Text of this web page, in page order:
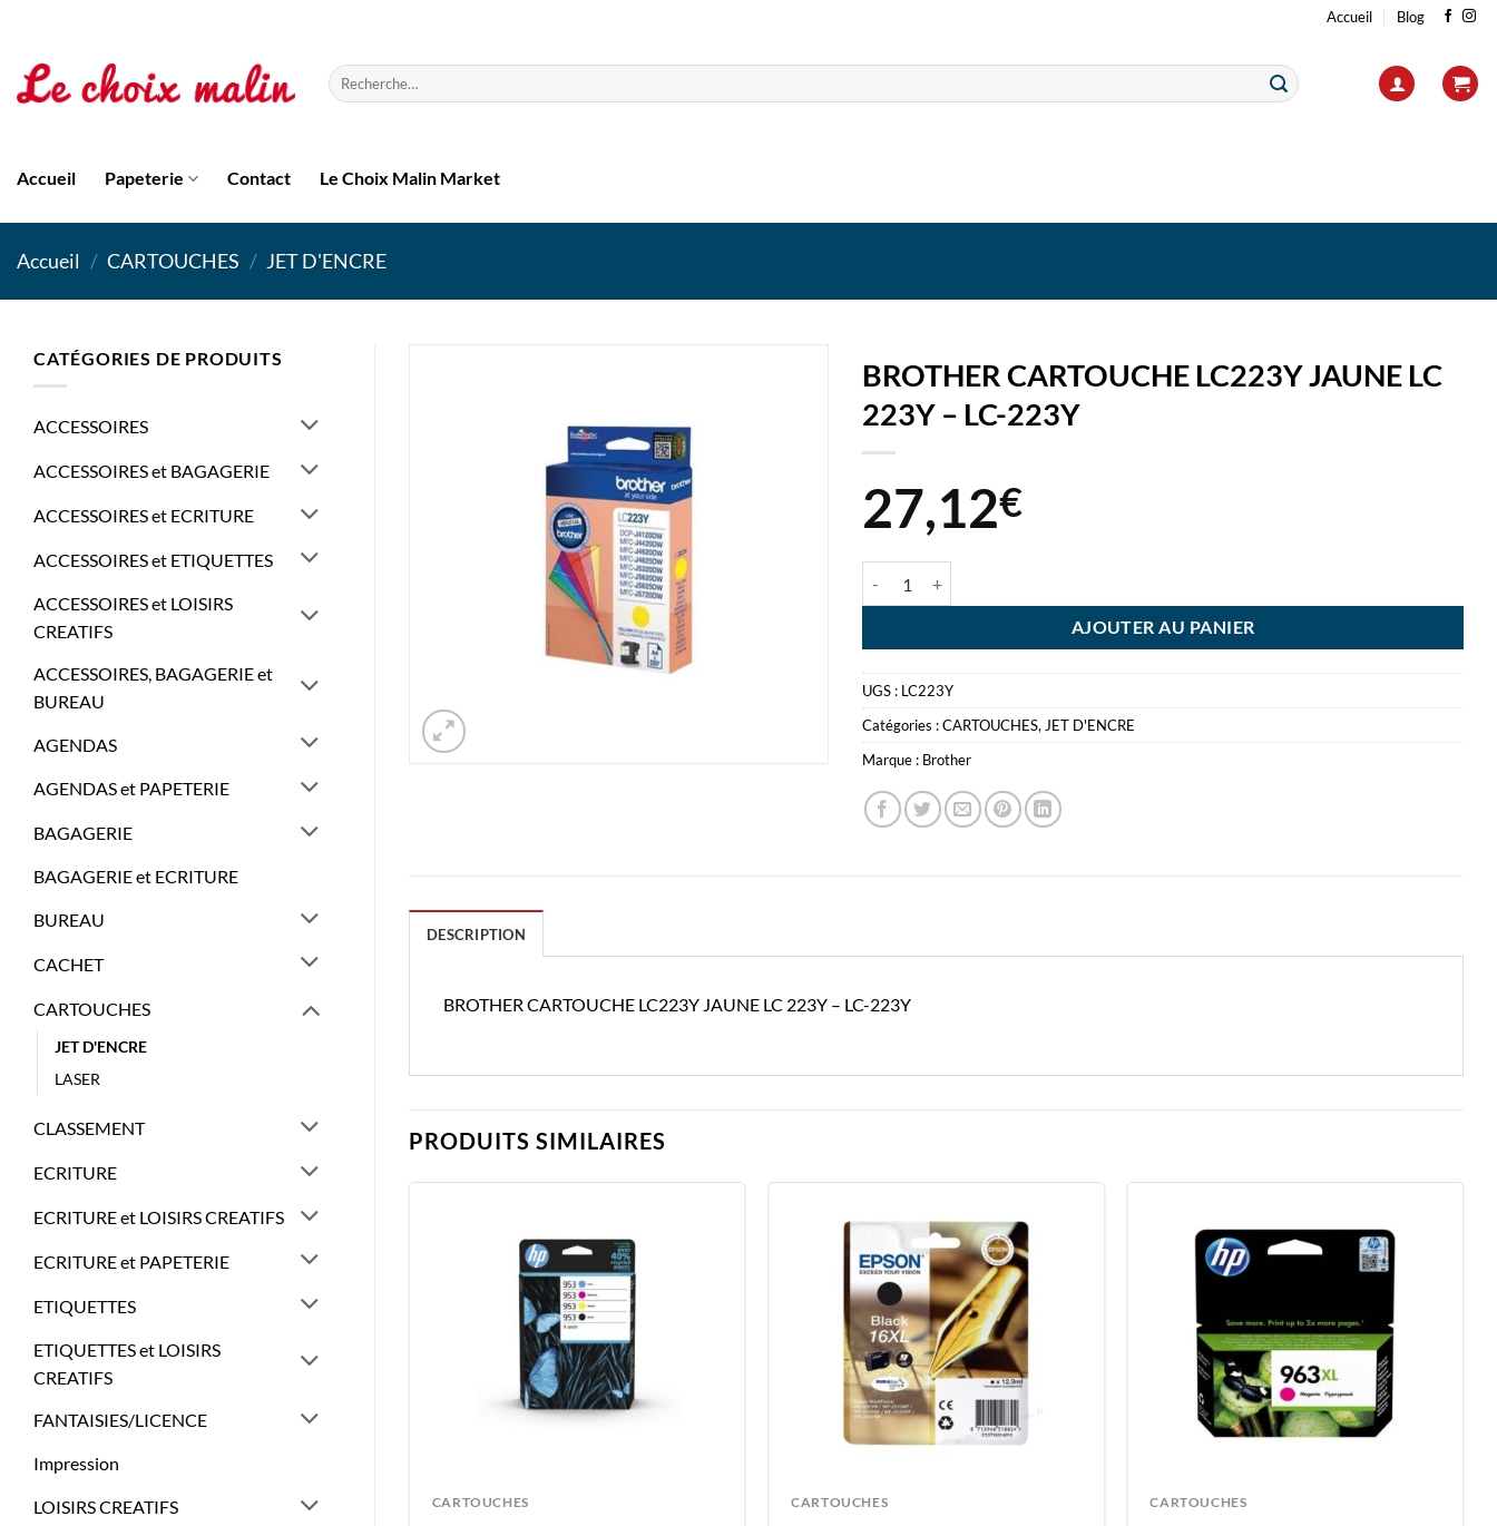
contenu
Accueil Blog
Recherche
pour :
Accueil Papeterie Contact Le Choix Malin Market
Accueil / CARTOUCHES / JET D'ENCRE
CATÉGORIES DE PRODUITS
ACCESSOIRES
ACCESSOIRES et BAGAGERIE
ACCESSOIRES et ECRITURE
ACCESSOIRES et ETIQUETTES
ACCESSOIRES et LOISIRS
CREATIFS
ACCESSOIRES, BAGAGERIE et
BUREAU
AGENDAS
AGENDAS et PAPETERIE
BAGAGERIE
BAGAGERIE et ECRITURE
BUREAU
CACHET
CARTOUCHES
JET D'ENCRE
LASER
CLASSEMENT
ECRITURE
ECRITURE et LOISIRS CREATIFS
ECRITURE et PAPETERIE
ETIQUETTES
ETIQUETTES et LOISIRS
CREATIFS
FANTAISIES/LICENCE
Impression
LOISIRS CREATIFS
BROTHER CARTOUCHE LC223Y JAUNE LC
223Y – LC-223Y
27,12€
AJOUTER AU PANIER
UGS : LC223Y
Catégories :CARTOUCHES, JET D'ENCRE
Marque : Brother
DESCRIPTION
BROTHER CARTOUCHE LC223Y JAUNE LC 223Y – LC-223Y
PRODUITS SIMILAIRES
CARTOUCHES CARTOUCHES CARTOUCHES
CARTOUCHES